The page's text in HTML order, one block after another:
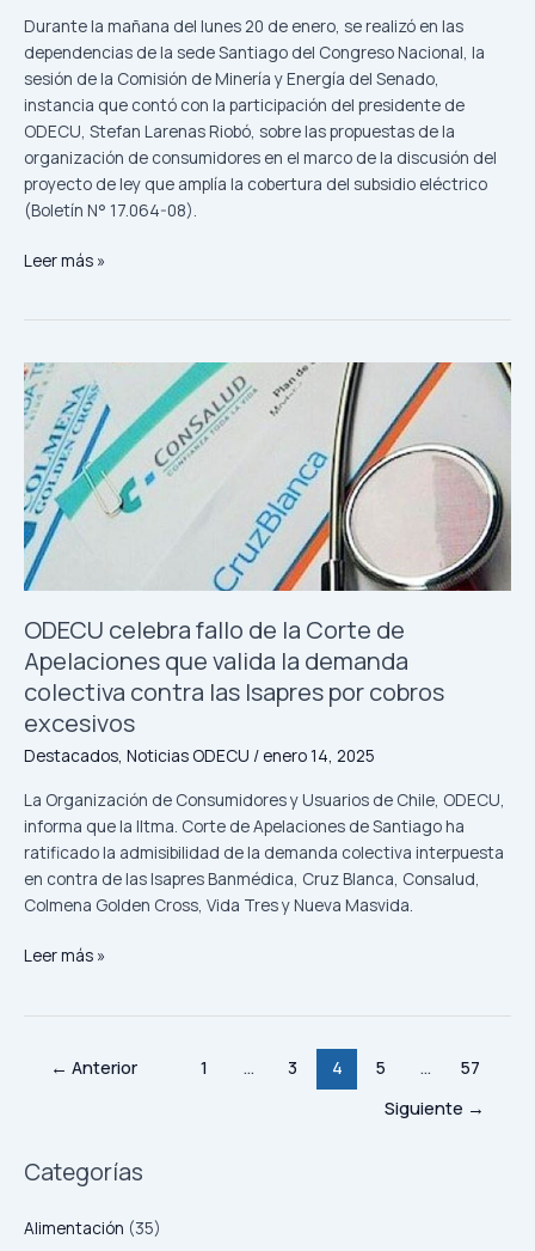
Categorías
Alimentación (35)
Durante la mañana del lunes 20 de enero, se realizó en las
dependencias de la sede Santiago del Congreso Nacional, la
sesión de la Comisión de Minería y Energía del Senado,
instancia que contó con la participación del presidente de
ODECU, Stefan Larenas Riobó, sobre las propuestas de la
organización de consumidores en el marco de la discusión del
proyecto de ley que amplía la cobertura del subsidio eléctrico
(Boletín N° 17.064-08).
la
sociedad
civil
Leer más »
ODECU celebra fallo de la Corte de
Apelaciones que valida la demanda
colectiva contra las Isapres por cobros
excesivos
Destacados, Noticias ODECU / enero 14, 2025
La Organización de Consumidores y Usuarios de Chile, ODECU,
informa que la Iltma. Corte de Apelaciones de Santiago ha
ratificado la admisibilidad de la demanda colectiva interpuesta
en contra de las Isapres Banmédica, Cruz Blanca, Consalud,
Colmena Golden Cross, Vida Tres y Nueva Masvida.
ODECU
celebra
fallo
de
la
Corte
de
Apelaciones
que
la
demanda
colectiva
contra
Isapres
por
cobros
excesivos
Leer más »
← Anterior 1 … 3 4 5 …
57
Siguiente →